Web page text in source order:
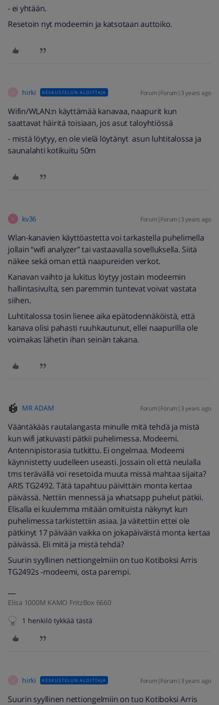
- ei yhtään.
Resetoin nyt modeemin ja katsotaan auttoiko.
hirki KESKUSTELUN ALOITTAJA Forum|Forum|3 years ago
Wifin/WLAN:n käyttämää kanavaa, naapurit kun
saattavat häiritä toisiaan, jos asut taloyhtiössä
- mistä löytyy, en ole vielä löytänyt asun luhtitalossa ja
saunalahti kotikuitu 50m
K kv36 Forum|Forum|3 years ago
Wlan-kanavien käyttöastetta voi tarkastella puhelimella
jollain “wifi analyzer” tai vastaavalla sovelluksella. Siitä
näkee sekä oman että naapureiden verkot.
Kanavan vaihto ja lukitus löytyy jostain modeemin
hallintasivulta, sen paremmin tuntevat voivat vastata
siihen.
Luhtitalossa tosin lienee aika epätodennäköistä, että
kanava olisi pahasti ruuhkautunut, ellei naapurilla ole
voimakas lähetin ihan seinän takana.
MR ADAM Forum|Forum|3 years ago
Vääntäkääs rautalangasta minulle mitä tehdä ja mistä
kun wifi jatkuvasti pätkii puhelimessa. Modeemi.
Antennipistorasia tutkittu. Ei ongelmaa. Modeemi
käynnistetty uudelleen useasti. Jossain oli että neulalla
tms terävällä voi resetoida muuta missä mahtaa sijaita?
ARIS TG2492. Tätä tapahtuu päivittäin monta kertaa
päivässä. Nettiin mennessä ja whatsapp puhelut pätkii.
Elisalla ei kuulemma mitään omituista näkynyt kun
puhelimessa tarkistettiin asiaa. Ja väitettiin ettei ole
pätkinyt 17 päivään vaikka on jokapäiväistä monta kertaa
päivässä. Eli mitä ja mistä tehdä?
Suurin syyllinen nettiongelmiin on tuo Kotiboksi Arris
TG2492s -modeemi, osta parempi.
Elisa 1000M KAMO FritzBox 6660
1 henkilö tykkää tästä
hirki KESKUSTELUN ALOITTAJA Forum|Forum|3 years ago
Suurin syyllinen nettiongelmiin on tuo Kotiboksi Arris